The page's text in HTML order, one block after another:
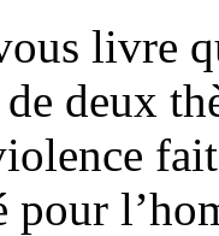
livre
deux